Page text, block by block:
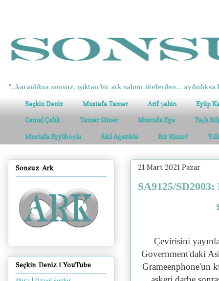
"...karanlıksa sonsuz, ışıktan bir ark salınır ötelerden... aydınlıksa
Seçkin Deniz Mustafa Tamer Arif Şahin Eyüp
Cemal Çalık Tamer Güner Mustafa Ege Yaşlı
Mustafa Eyyüboğlu Âkil Ağazâde Biz Kimiz?
21 Mart 2021 Pazar
SA9125/
Çevirisini
Government'daki
Grameenphone'un
Sonsuz Ark
Seçkin Deniz | YouTube